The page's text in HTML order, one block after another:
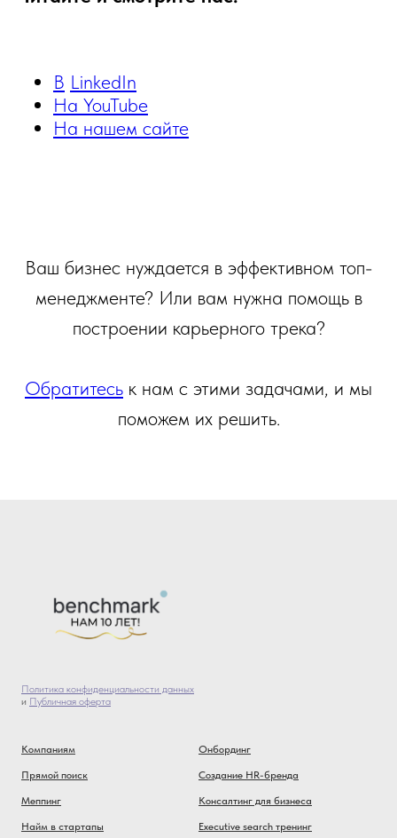
В LinkedIn
На YouTube
На нашем сайте
Ваш бизнес нуждается в эффективном топ-
менеджменте? Или вам нужна помощь в
построении карьерного трека?
Обратитесь к нам с этими задачами, и мы
поможем их решить.
Политика конфиденциальности данных
и Публичная оферта
Компаниям
Прямой поиск
Меппинг
Найм в стартапы
Онбординг
Создание HR-бренда
Консалтинг для бизнеса
Executive search тренинг